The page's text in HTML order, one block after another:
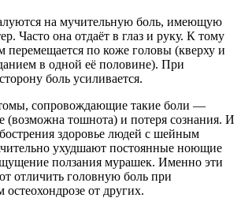
на мучительную боль, имеющую
Часто она отдаёт в глаз и руку. К тому
перемещается по коже головы (кверху и
в одной её половине). При
боль усиливается.
сопровождающие такие боли —
(возможна тошнота) и потеря сознания. И
здоровье людей с шейным
ухудшают постоянные ноющие
ползания мурашек. Именно эти
отличить головную боль при
от других.